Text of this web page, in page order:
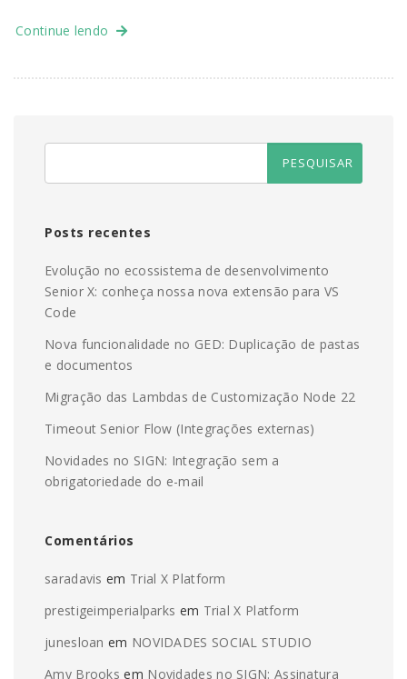
Continue lendo
Posts recentes
Evolução no ecossistema de desenvolvimento
Senior X: conheça nossa nova extensão para VS
Code
Nova funcionalidade no GED: Duplicação de pastas
e documentos
Migração das Lambdas de Customização Node 22
Timeout Senior Flow (Integrações externas)
Novidades no SIGN: Integração sem a
obrigatoriedade do e-mail
Comentários
saradavis em Trial X Platform
prestigeimperialparks em Trial X Platform
junesloan em NOVIDADES SOCIAL STUDIO
Amy Brooks em Novidades no SIGN: Assinatura